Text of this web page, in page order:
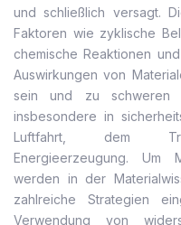
und schließlich versagt.
Faktoren wie zyklische
chemische Reaktionen
Auswirkungen von
sein und zu schweren
insbesondere in
Luftfahrt, dem
Energieerzeugung. Um
werden in der
zahlreiche Strategien
Verwendung von